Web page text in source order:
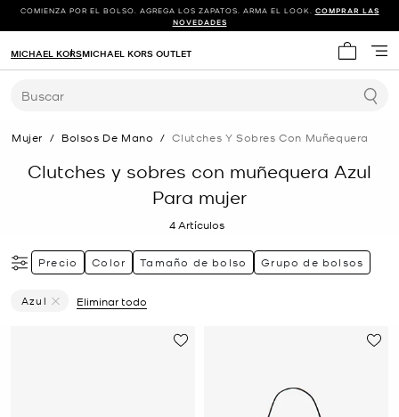
COMIENZA POR EL BOLSO. AGREGA LOS ZAPATOS. ARMA EL LOOK. COMPRAR LAS
NOVEDADES
Mi
MICHAEL KORSMICHAEL KORS OUTLET
Buscar
Mujer / Bolsos De Mano / Clutches Y Sobres Con Muñequera
Clutches y sobres con muñequera Azul
Para mujer
4 Artículos
Precio Color Tamaño de bolso Grupo de bolsos
Azul
Eliminar todo